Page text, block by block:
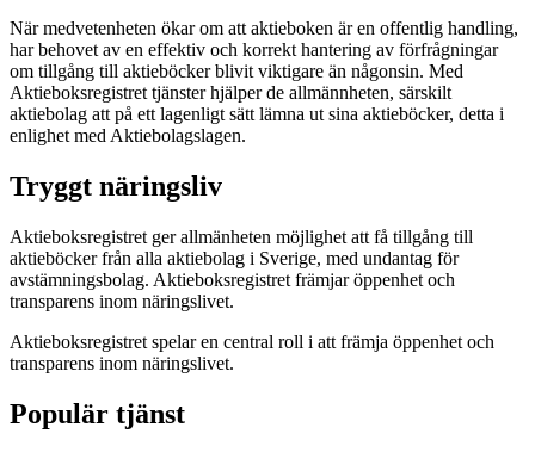
När medvetenheten ökar om att aktieboken är en offentlig handling,
har behovet av en effektiv och korrekt hantering av förfrågningar
om tillgång till aktieböcker blivit viktigare än någonsin. Med
Aktieboksregistret tjänster hjälper de allmännheten, särskilt
aktiebolag att på ett lagenligt sätt lämna ut sina aktieböcker, detta i
enlighet med Aktiebolagslagen.
Tryggt näringsliv
Aktieboksregistret ger allmänheten möjlighet att få tillgång till
aktieböcker från alla aktiebolag i Sverige, med undantag för
avstämningsbolag. Aktieboksregistret främjar öppenhet och
transparens inom näringslivet.
Aktieboksregistret spelar en central roll i att främja öppenhet och
transparens inom näringslivet.
Populär tjänst